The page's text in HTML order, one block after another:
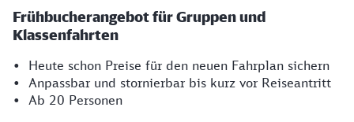
Frühbucherangebot für Gruppen und
Klassenfahrten
• Heute schon Preise für den neuen Fahrplan sichern
• Anpassbar und stornierbar bis kurz vor Reiseantritt
• Ab 20 Personen